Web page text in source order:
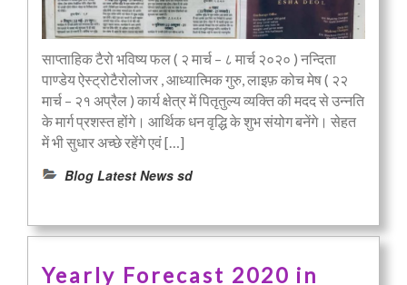
साप्ताहिक टैरो भविष्य फल ( २ मार्च – ८ मार्च २०२० ) नन्दिता
पाण्डेय ऐस्ट्रोटैरोलोजर , आध्यात्मिक गुरु, लाइफ़ कोच मेष ( २२
मार्च – २१ अप्रैल ) कार्य क्षेत्र में पितृतुल्य व्यक्ति की मदद से उन्नति
के मार्ग प्रशस्त होंगे। आर्थिक धन वृद्धि के शुभ संयोग बनेंगे। सेहत
में भी सुधार अच्छे रहेंगे एवं […]
Blog Latest News sd
Yearly Forecast 2020 in